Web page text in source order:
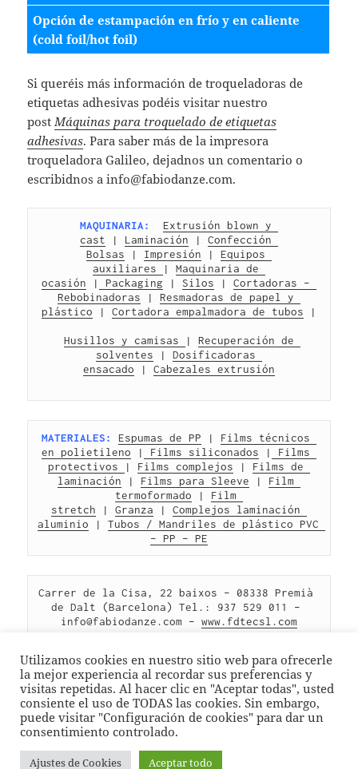
Opción de estampación en frío y en caliente
(cold foil/hot foil)
Si queréis más información de troqueladoras de
etiquetas adhesivas podéis visitar nuestro
postMáquinas para troquelado de etiquetas
adhesivas. Para saber más de la impresora
troqueladora Galileo, dejadnos un comentario o
escribidnos a info@fabiodanze.com.
MAQUINARIA:
Extrusión blown y
cast | Laminación | Confección
Bolsas | Impresión | Equipos
auxiliares
| Maquinaria de
ocasión | Packaging | Silos | Cortadoras –
Rebobinadoras | Resmadoras de papel y
plástico | Cortadora empalmadora de tubos |
Husillos y camisas | Recuperación de
solventes | Dosificadoras
ensacado | Cabezales extrusión
MATERIALES: Espumas de PP | Films técnicos
en polietileno | Films siliconados |
Films
protectivos
| Films complejos | Films de
laminación | Films para Sleeve | Film
termoformado | Film
stretch | Granza | Complejos laminación
aluminio | Tubos / Mandriles de plástico PVC
– PP – PE
Carrer de la Cisa, 22 baixos – 08338 Premià
de Dalt (Barcelona) Tel.: 937 529 011 –
info@fabiodanze.com – www.fdtecsl.com
Publicado
el
febrero 17, 2020 Categorías
Etiquetas y Adhesivos, Maquinaria
Etiquetas
impresión troquelado etiquetas autoadhesivas,impresora
troqueladora etiquetas autoadhesivas
Utilizamos cookies en nuestro sitio web para ofrecerle
la mejor experiencia al recordar sus preferencias y
visitas repetidas. Al hacer clic en "Aceptar todas", usted
consiente el uso de TODAS las cookies. Sin embargo,
puede visitar "Configuración de cookies" para dar un
consentimiento controlado.
Ajustes de Cookies Aceptar todo